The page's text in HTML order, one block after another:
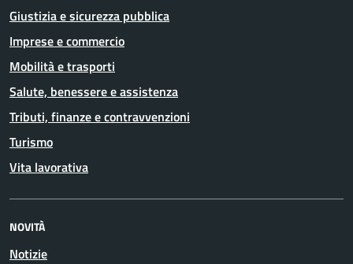
Giustizia e sicurezza pubblica
Imprese e commercio
Mobilità e trasporti
Salute, benessere e assistenza
Tributi, finanze e contravvenzioni
Turismo
Vita lavorativa
NOVITÀ
Notizie